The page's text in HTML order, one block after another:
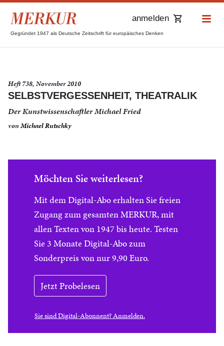
Gegründet 1947 als Deutsche Zeitschrift für europäisches Denken
anmelden
Heft 738, November 2010
SELBSTVERGESSENHEIT, THEATRALIK
Der Kunstwissenschaftler Michael Fried
vonMichael Rutschky
Möchten Sie weiterlesen?
Mit dem Digital-Abo erhalten Sie freien
Zugang zum gesamten MERKUR, mit
allen Texten von 1947 bis heute. Testen
Sie 3 Monate Digital-Abo zum
Sonderpreis von nur 9,90 Euro.
Jetzt Probelesen
Sie sind Digital-Abonnent? Anmelden.